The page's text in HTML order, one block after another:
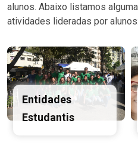
alunos. Abaixo listamos
atividades lideradas por alunos:
Entidades
Estudantis